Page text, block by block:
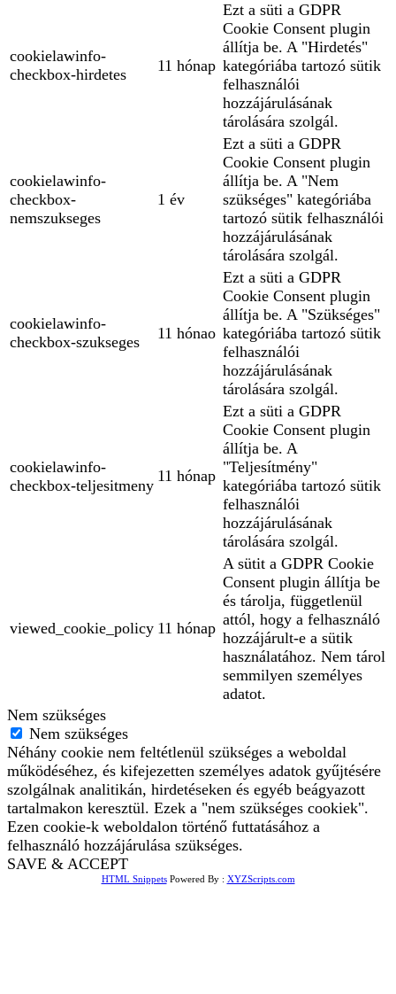
cookielawinfo-
checkbox-hirdetes
11 hónap
Ezt a süti a GDPR
Cookie Consent plugin
állítja be. A "Hirdetés"
kategóriába tartozó sütik
felhasználói
hozzájárulásának
tárolására szolgál.
cookielawinfo-
checkbox-
nemszukseges
1 év
Ezt a süti a GDPR
Cookie Consent plugin
állítja be. A "Nem
szükséges" kategóriába
tartozó sütik felhasználói
hozzájárulásának
tárolására szolgál.
cookielawinfo-
checkbox-szukseges
11 hónao
Ezt a süti a GDPR
Cookie Consent plugin
állítja be. A "Szükséges"
kategóriába tartozó sütik
felhasználói
hozzájárulásának
tárolására szolgál.
cookielawinfo-
checkbox-teljesitmeny
11 hónap
Ezt a süti a GDPR
Cookie Consent plugin
állítja be. A
"Teljesítmény"
kategóriába tartozó sütik
felhasználói
hozzájárulásának
tárolására szolgál.
viewed_cookie_policy 11 hónap
A sütit a GDPR Cookie
Consent plugin állítja be
és tárolja, függetlenül
attól, hogy a felhasználó
hozzájárult-e a sütik
használatához. Nem tárol
semmilyen személyes
adatot.
Nem szükséges
Nem szükséges
Néhány cookie nem feltétlenül szükséges a weboldal
működéséhez, és kifejezetten személyes adatok gyűjtésére
szolgálnak analitikán, hirdetéseken és egyéb beágyazott
tartalmakon keresztül. Ezek a "nem szükséges cookiek".
Ezen cookie-k weboldalon történő futtatásához a
felhasználó hozzájárulása szükséges.
SAVE & ACCEPT
HTML SnippetsPowered By : XYZScripts.com